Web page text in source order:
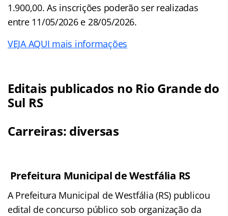
1.900,00. As inscrições poderão ser realizadas
entre 11/05/2026 e 28/05/2026.
VEJA AQUI mais informações
Editais publicados no Rio Grande do
Sul RS
Carreiras: diversas
Prefeitura Municipal de Westfália RS
A Prefeitura Municipal de Westfália (RS) publicou
edital de concurso público sob organização da